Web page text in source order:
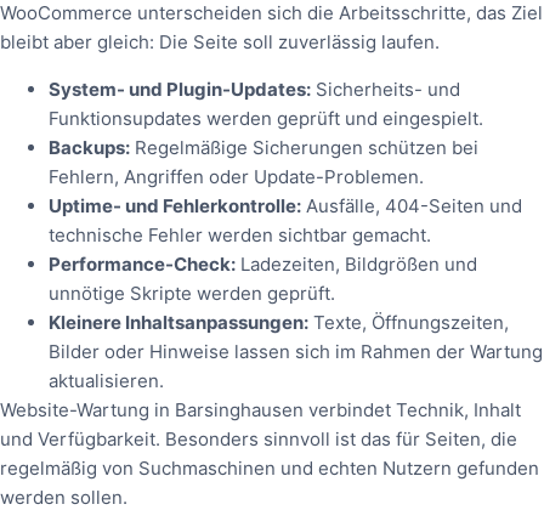
WooCommerce unterscheiden sich die Arbeitsschritte, das Ziel
bleibt aber gleich: Die Seite soll zuverlässig laufen.
System- und Plugin-Updates: Sicherheits- und
Funktionsupdates werden geprüft und eingespielt.
Backups: Regelmäßige Sicherungen schützen bei
Fehlern, Angriffen oder Update-Problemen.
Uptime- und Fehlerkontrolle: Ausfälle, 404-Seiten und
technische Fehler werden sichtbar gemacht.
Performance-Check: Ladezeiten, Bildgrößen und
unnötige Skripte werden geprüft.
Kleinere Inhaltsanpassungen: Texte, Öffnungszeiten,
Bilder oder Hinweise lassen sich im Rahmen der Wartung
aktualisieren.
Website-Wartung in Barsinghausen verbindet Technik, Inhalt
und Verfügbarkeit. Besonders sinnvoll ist das für Seiten, die
regelmäßig von Suchmaschinen und echten Nutzern gefunden
werden sollen.